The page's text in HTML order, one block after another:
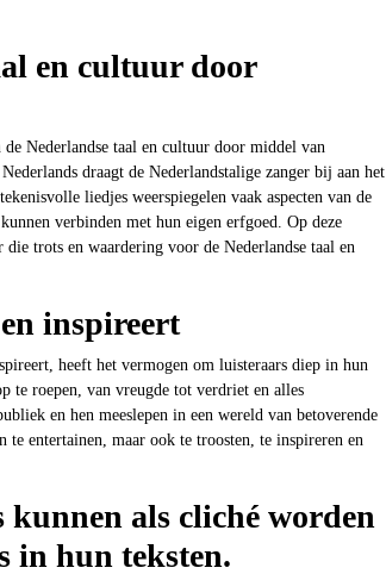
en cultuur door
Nederlandse taal en cultuur door middel van
draagt de Nederlandstalige zanger bij aan het
liedjes weerspiegelen vaak aspecten van de
verbinden met hun eigen erfgoed. Op deze
die trots en waardering voor de Nederlandse taal en
inspireert
heeft het vermogen om luisteraars diep in hun
te roepen, van vreugde tot verdriet en alles
en hen meeslepen in een wereld van betoverende
entertainen, maar ook te troosten, te inspireren en
kunnen als cliché worden
in hun teksten.